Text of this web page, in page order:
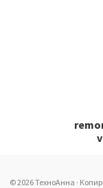
© 2026 ТехноАнна ·